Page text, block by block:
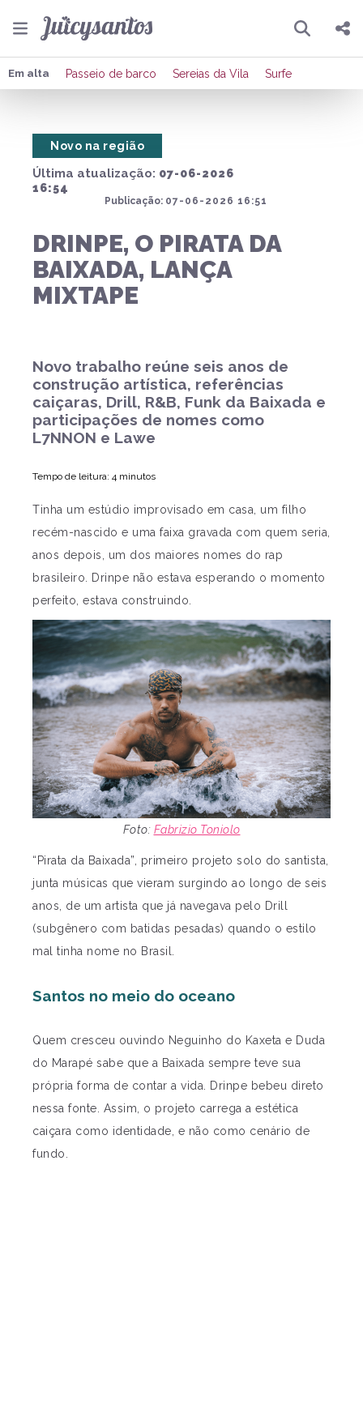
Pesquisar
Compartilhar
Em alta Passeio de barco Sereias da Vila Surfe
Última atualização: 07-06-2026
16:54
Publicação: 07-06-2026 16:51
Novo na região
DRINPE, O PIRATA DA
BAIXADA, LANÇA
MIXTAPE
Novo trabalho reúne seis anos de
construção artística, referências
caiçaras, Drill, R&B, Funk da Baixada e
participações de nomes como
L7NNON e Lawe
Tempo de leitura: 4 minutos
Tinha um estúdio improvisado em casa, um filho
recém-nascido e uma faixa gravada com quem seria,
anos depois, um dos maiores nomes do rap
brasileiro. Drinpe não estava esperando o momento
perfeito, estava construindo.
Foto: Fabrizio Toniolo
“Pirata da Baixada”, primeiro projeto solo do santista,
junta músicas que vieram surgindo ao longo de seis
anos, de um artista que já navegava pelo Drill
(subgênero com batidas pesadas) quando o estilo
mal tinha nome no Brasil.
Santos no meio do oceano
Quem cresceu ouvindo Neguinho do Kaxeta e Duda
do Marapé sabe que a Baixada sempre teve sua
própria forma de contar a vida. Drinpe bebeu direto
nessa fonte. Assim, o projeto carrega a estética
caiçara como identidade, e não como cenário de
fundo.